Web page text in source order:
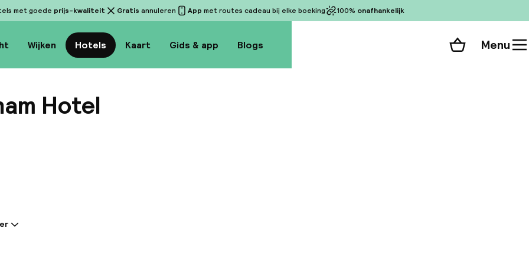
met goede prijs-kwaliteit Gratis annuleren App met routes cadeau bij elke boeking 100% onafhankelijk
Wijken Hotels Kaart Gids & app Blogs Winkelmand
Menu
Hotel
gedeeld door de accommodatie: